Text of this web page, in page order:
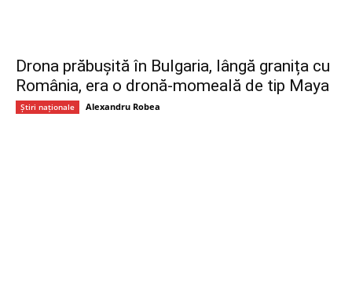
Drona prăbușită în Bulgaria, lângă granița cu
România, era o dronă-momeală de tip Maya
Știri naționale Alexandru Robea